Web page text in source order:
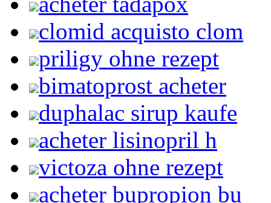
clomid acquisto clom
priligy ohne rezept
bimatoprost acheter
duphalac sirup kaufe
acheter lisinopril h
victoza ohne rezept
acheter bupropion bu